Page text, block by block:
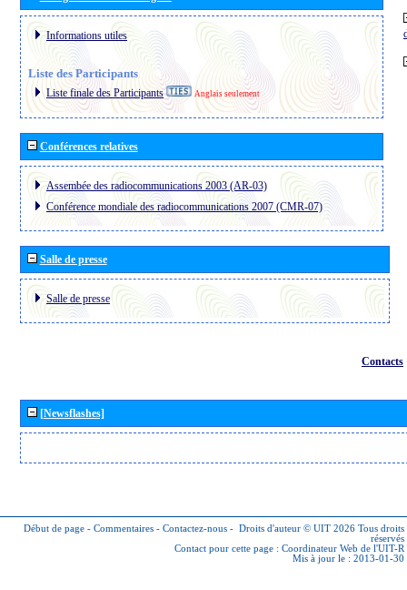
Informations utiles
Liste des Participants
Liste finale des Participants Anglais seulement
Conférences relatives
Assembée des radiocommunications 2003 (AR-03)
Conférence mondiale des radiocommunications 2007 (CMR-07)
Salle de presse
Salle de presse
Contacts
[Newsflashes]
Début de page - Commentaires - Contactez-nous - Droits d'auteur © UIT 2026 Tous droits
réservés
Contact pour cette page : Coordinateur Web de l'UIT-R
Mis à jour le : 2013-01-30